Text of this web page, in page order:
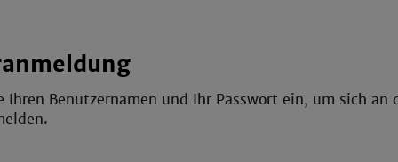
Ihren Benutzernamen und Ihr Passwort ein, um sich an